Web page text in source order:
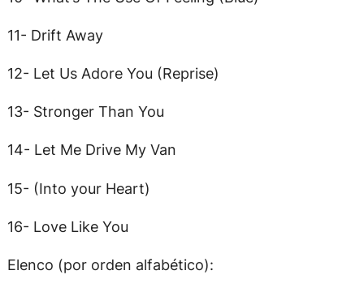
11- Drift Away
12- Let Us Adore You (Reprise)
13- Stronger Than You
14- Let Me Drive My Van
15- (Into your Heart)
16- Love Like You
Elenco (por orden alfabético):